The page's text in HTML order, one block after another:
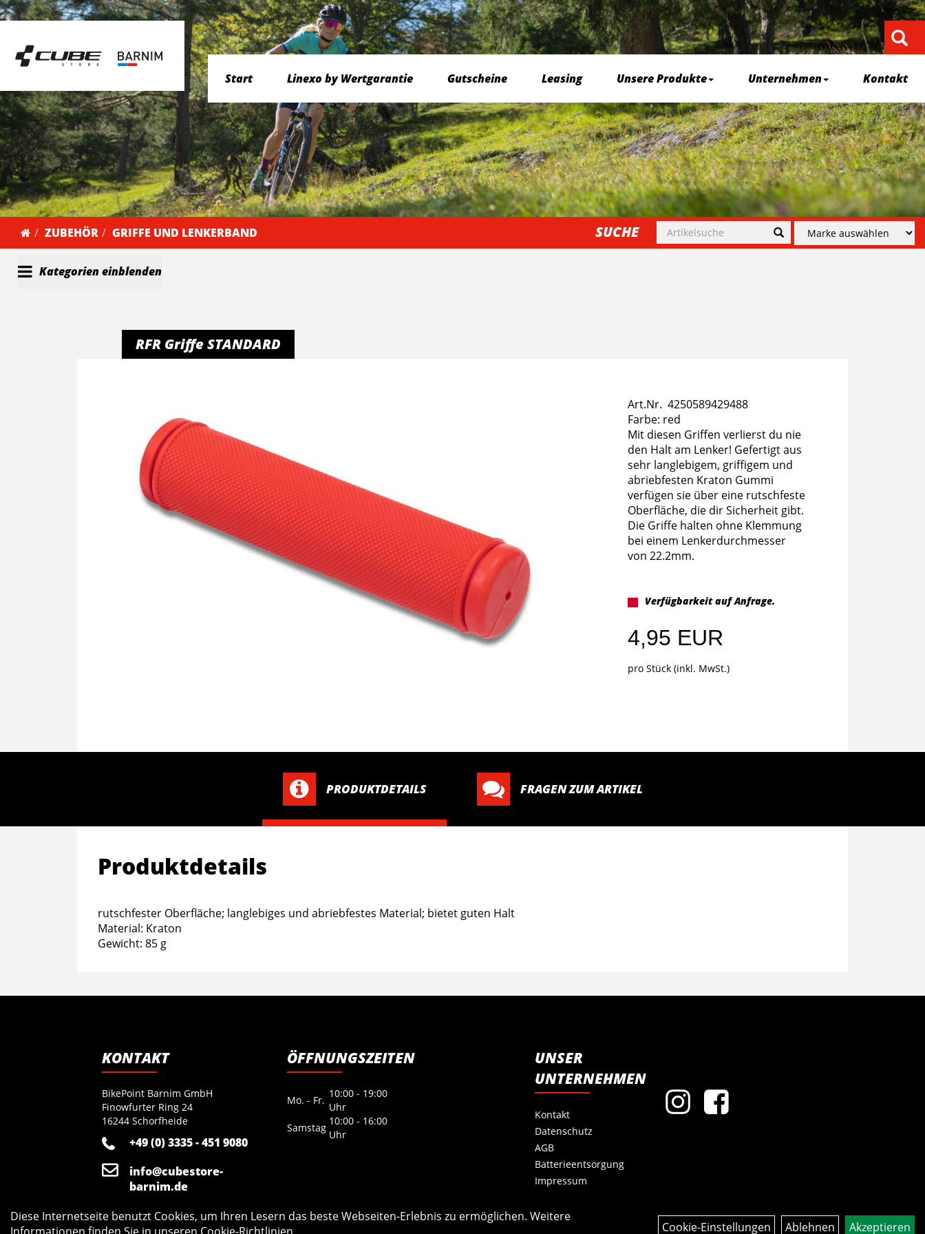
Start Linexo by Wertgarantie Gutscheine Leasing Unsere Produkte Unternehmen Kontakt
ZUBEHÖR GRIFFE UND LENKERBAND SUCHE
Kategorien einblenden
RFR Griffe STANDARD
Art.Nr. 4250589429488
Farbe: red
Mit diesen Griffen verlierst du nie
den Halt am Lenker! Gefertigt aus
sehr langlebigem, griffigem und
abriebfesten Kraton Gummi
verfügen sie über eine rutschfeste
Oberfläche, die dir Sicherheit gibt.
Die Griffe halten ohne Klemmung
bei einem Lenkerdurchmesser
von 22.2mm.
Verfügbarkeit auf Anfrage.
4,95 EUR
pro Stück (inkl. MwSt.)
PRODUKTDETAILS FRAGEN ZUM ARTIKEL
Produktdetails
rutschfester Oberfläche; langlebiges und abriebfestes Material; bietet guten Halt
Material: Kraton
Gewicht: 85 g
KONTAKT
BikePoint Barnim GmbH
Finowfurter Ring 24
16244 Schorfheide
+49 (0) 3335 - 451 9080
info@cubestore-
barnim.de
ÖFFNUNGSZEITEN
Mo. - Fr.
10:00 - 19:00
Uhr
Samstag
10:00 - 16:00
Uhr
UNSER
UNTERNEHMEN
Kontakt
Datenschutz
AGB
Batterieentsorgung
Impressum
Diese Internetseite benutzt Cookies, um Ihren Lesern das beste Webseiten-Erlebnis zu ermöglichen. Weitere
Cookie-Einstellungen Ablehnen Akzeptieren